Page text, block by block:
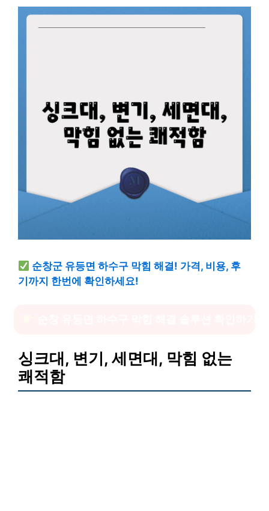
순창군 유등면 하수구 막힘 해결! 가격, 비용, 후
기까지 한번에 확인하세요!
싱크대, 변기, 세면대, 막힘 없는
쾌적함